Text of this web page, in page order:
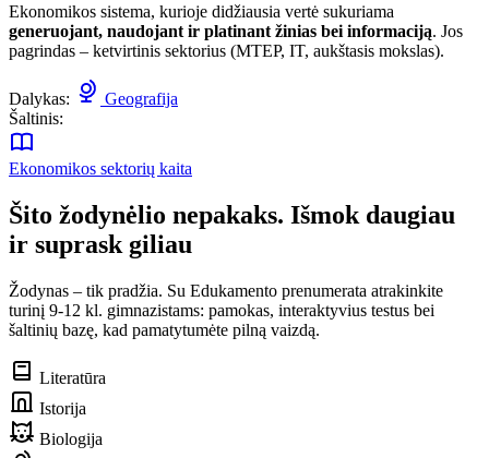
Ekonomikos sistema, kurioje didžiausia vertė sukuriama
generuojant, naudojant ir platinant žinias bei informaciją. Jos
pagrindas – ketvirtinis sektorius (MTEP, IT, aukštasis mokslas).
Dalykas:
Geografija
Šaltinis:
Ekonomikos sektorių kaita
Šito žodynėlio nepakaks. Išmok daugiau
ir suprask giliau
Žodynas – tik pradžia. Su Edukamento prenumerata atrakinkite
turinį 9-12 kl. gimnazistams: pamokas, interaktyvius testus bei
šaltinių bazę, kad pamatytumėte pilną vaizdą.
Literatūra
Istorija
Biologija